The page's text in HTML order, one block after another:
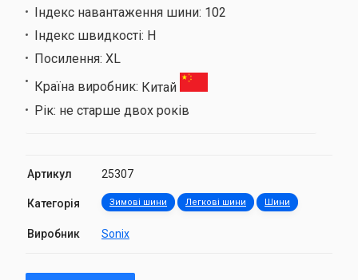
Індекс навантаження шини: 102
Індекс швидкості: H
Посилення: XL
Країна виробник: Китай
Рік: не старше двох років
Артикул 25307
Категорія Зимові шини Легкові шини Шини
Виробник Sonix